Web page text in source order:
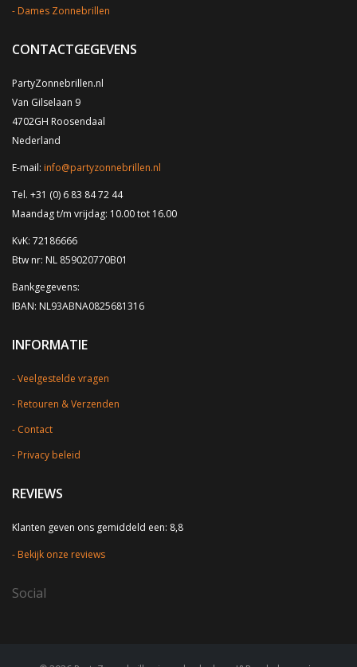
Dames Zonnebrillen
CONTACTGEGEVENS
PartyZonnebrillen.nl
Van Gilselaan 9
4702GH Roosendaal
Nederland
E-mail: info@partyzonnebrillen.nl
Tel. +31 (0) 6 83 84 72 44
Maandag t/m vrijdag: 10.00 tot 16.00
KvK: 72186666
Btw nr: NL 859020770B01
Bankgegevens:
IBAN: NL93ABNA0825681316
INFORMATIE
Veelgestelde vragen
Retouren & Verzenden
Contact
Privacy beleid
REVIEWS
Klanten geven ons gemiddeld een: 8,8
Bekijk onze reviews
Social